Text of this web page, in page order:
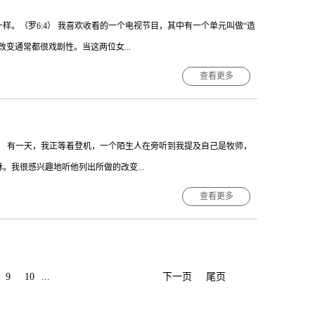
们”（罗16:4）你的生命中也会有这样的人，愿意大胆地给你机会
，使你能为了基督发挥更大的才能。问题是，你曾感激过他们吗？
花时间去谢谢那些帮助过你的人。 摘自《灵命日粮》中国基督教
。（罗6:4） 我喜欢收看的一个电视节目，其中有一个单元叫做“造
变通常都很戏剧性。当这两位女...
如此。上帝在我们心里动工，给予我们新的开始，但走在主的道路
有转变。但我们的言行举止就能让人一眼看出，我们远不能活出
生正开始，黑暗老我已消亡；定睛基督学向主，迎来改变新曙
查看更多
一天，我正等着登机，一个陌生人在旁听到我提及自己是牧师，
我很感兴趣地听他列出所做的改变...
备她。这是我们许多人都会犯的错误：我们太忙着做好事，以致于
查看更多
9 10 ... 下一页 尾页